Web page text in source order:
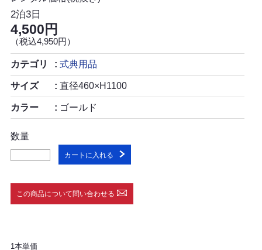
2泊3日
4,500円
（税込4,950円）
カテゴリ 式典用品
サイズ 直径460×H1100
カラー ゴールド
数量
カートに入れる
この商品について問い合わせる
1本単価